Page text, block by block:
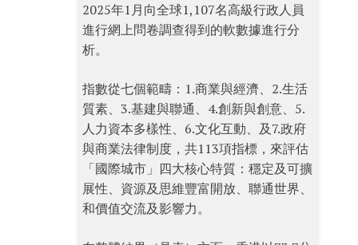
2025年1月向全球1,107名高級行政人員
進行網上問卷調查得到的軟數據進行分
析。
指數從七個範疇：1.商業與經濟、2.生活
質素、3.基建與聯通、4.創新與創意、5.
人力資本多樣性、6.文化互動、及7.政府
與商業法律制度，共113項指標，來評估
「國際城市」四大核心特質：穩定及可擴
展性、資源及思維豐富開放、聯通世界、
和價值交流及影響力。